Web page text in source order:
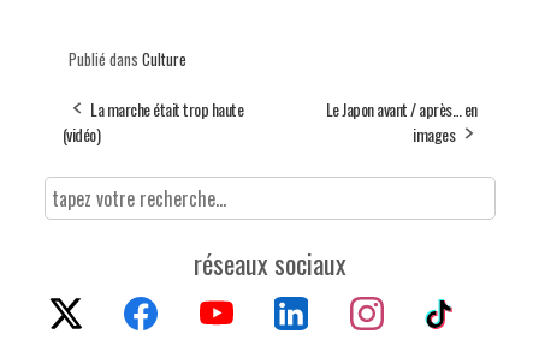
Publié dans Culture
La marche était trop haute
(vidéo)
Le Japon avant / après… en
images
réseaux sociaux